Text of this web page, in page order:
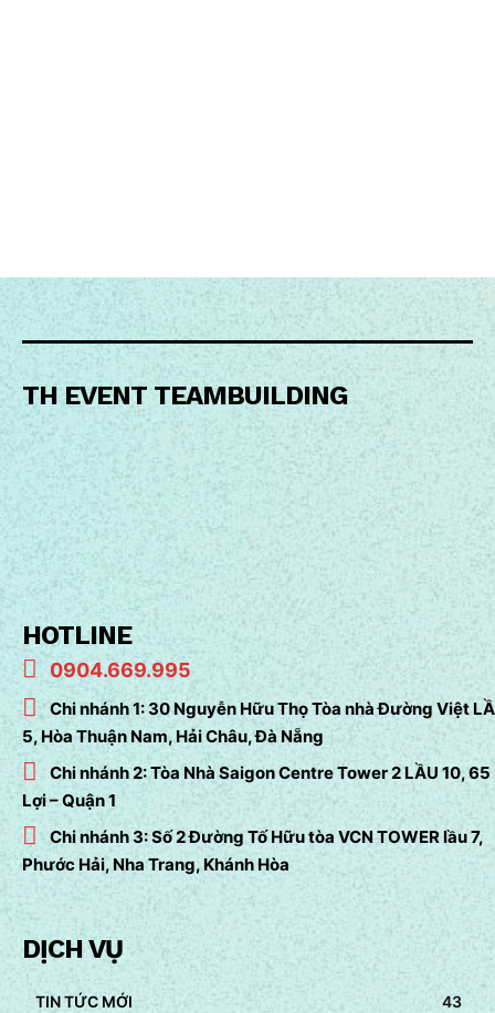
TH EVENT TEAMBUILDING
HOTLINE
0904.669.995
Chi nhánh 1: 30 Nguyễn Hữu Thọ Tòa nhà Đường Việt
5, Hòa Thuận Nam, Hải Châu, Đà Nẵng
Chi nhánh 2: Tòa Nhà Saigon Centre Tower 2 LẦU 10, 65
Lợi – Quận 1
Chi nhánh 3: Số 2 Đường Tố Hữu tòa VCN TOWER lầu 7,
Phước Hải, Nha Trang, Khánh Hòa
DỊCH VỤ
TIN TỨC MỚI 43